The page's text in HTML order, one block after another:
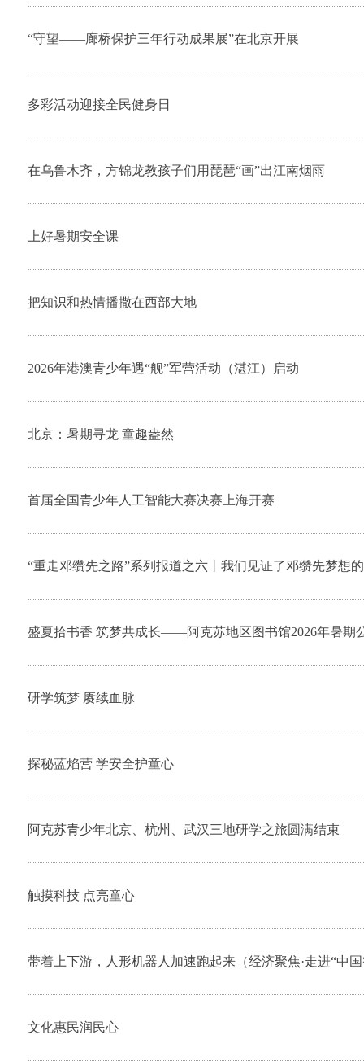
“守望——廊桥保护三年行动成果展”在北京开展
多彩活动迎接全民健身日
在乌鲁木齐，方锦龙教孩子们用琵琶“画”出江南烟雨
上好暑期安全课
把知识和热情播撒在西部大地
2026年港澳青少年遇“舰”军营活动（湛江）启动
北京：暑期寻龙 童趣盎然
首届全国青少年人工智能大赛决赛上海开赛
“重走邓缵先之路”系列报道之六丨我们见证了邓缵先梦想
盛夏拾书香 筑梦共成长——阿克苏地区图书馆2026年暑期
研学筑梦 赓续血脉
探秘蓝焰营 学安全护童心
阿克苏青少年北京、杭州、武汉三地研学之旅圆满结束
触摸科技 点亮童心
带着上下游，人形机器人加速跑起来（经济聚焦·走进“中
文化惠民润民心